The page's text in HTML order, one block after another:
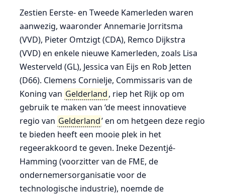
Zestien Eerste- en Tweede Kamerleden waren
aanwezig, waaronder Annemarie Jorritsma
(VVD), Pieter Omtzigt (CDA), Remco Dijkstra
(VVD) en enkele nieuwe Kamerleden, zoals Lisa
Westerveld (GL), Jessica van Eijs en Rob Jetten
(D66). Clemens Cornielje, Commissaris van de
Koning van Gelderland, riep het Rijk op om
gebruik te maken van ‘de meest innovatieve
regio van Gelderland’ en om hetgeen deze regio
te bieden heeft een mooie plek in het
regeerakkoord te geven. Ineke Dezentjé-
Hamming (voorzitter van de FME, de
ondernemersorganisatie voor de
technologische industrie), noemde de